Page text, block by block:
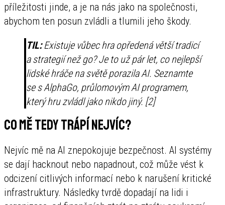
příležitosti jinde, a je na nás jako na společnosti,
abychom ten posun zvládli a tlumili jeho škody.
TIL:Existuje vůbec hra opředená větší tradicí
a strategií než go? Je to už pár let, co nejlepší
lidské hráče na světě porazila AI. Seznamte
se s AlphaGo, průlomovým AI programem,
který hru zvládl jako nikdo jiný. [2]
Co mě tedy trápí nejvíc?
Nejvíc mě na AI znepokojuje bezpečnost. AI systémy
se dají hacknout nebo napadnout, což může vést k
odcizení citlivých informací nebo k narušení kritické
infrastruktury. Následky tvrdě dopadají na lidi i